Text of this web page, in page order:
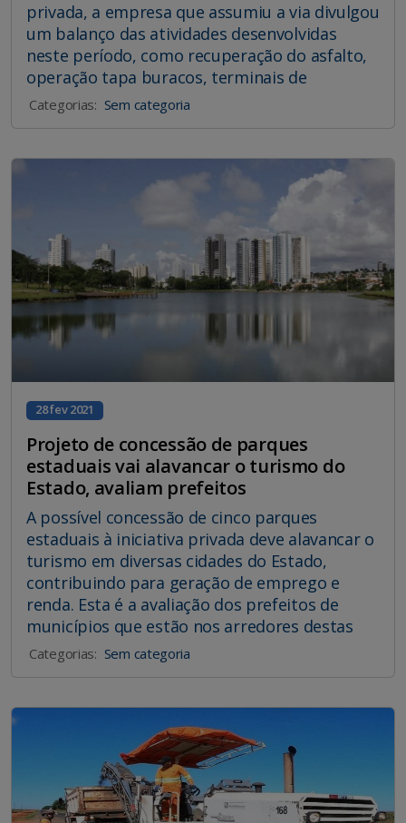
privada, a empresa que assumiu a via divulgou
um balanço das atividades desenvolvidas
neste período, como recuperação do asfalto,
operação tapa buracos, terminais de
Categorias: Sem categoria
28 fev 2021
Projeto de concessão de parques
estaduais vai alavancar o turismo do
Estado, avaliam prefeitos
A possível concessão de cinco parques
estaduais à iniciativa privada deve alavancar o
turismo em diversas cidades do Estado,
contribuindo para geração de emprego e
renda. Esta é a avaliação dos prefeitos de
municípios que estão nos arredores destas
Categorias: Sem categoria